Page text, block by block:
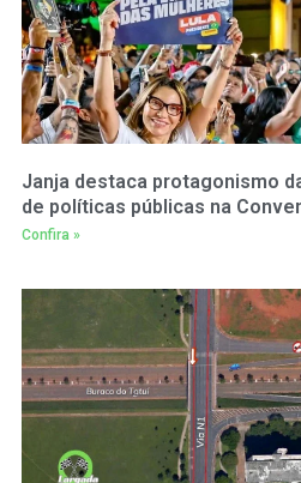
Janja destaca protagonismo
de políticas públicas na
Confira »